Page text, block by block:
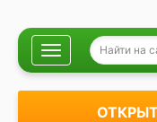
Навигация